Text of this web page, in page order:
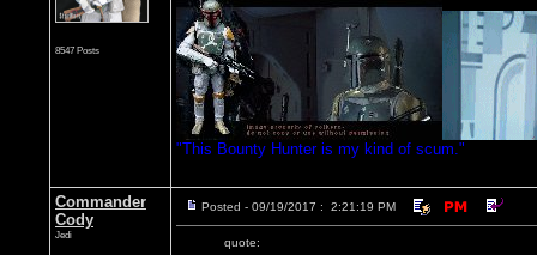
8547 Posts
"This Bounty Hunter is my kind of scum."
Commander
Cody
Jedi
Posted - 09/19/2017 : 2:21:19 PM
quote: